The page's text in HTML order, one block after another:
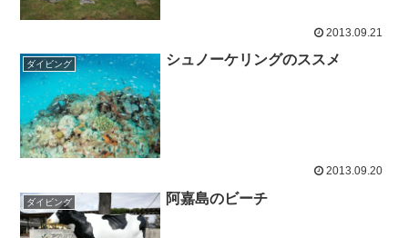
2013.09.21
ダイビング シュノーケリングのススメ
2013.09.20
ダイビング 阿嘉島のビーチ